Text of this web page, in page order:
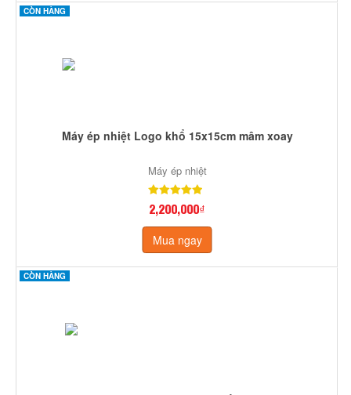
CÒN HÀNG
Máy ép nhiệt Logo khổ 15x15cm mâm xoay
Máy ép nhiệt
2,200,000₫
Mua ngay
CÒN HÀNG